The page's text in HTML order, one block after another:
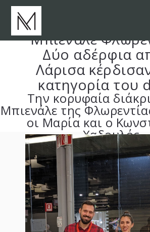
Μπιενάλε
Δύο αδέρφια
Λάρισα
κατηγορία του
Την κορυφαία
Μπιενάλε της
οι Μαρία και ο
Χαδουλός.